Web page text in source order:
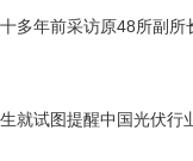
多年前采访原48所副
就试图提醒中国光伏行